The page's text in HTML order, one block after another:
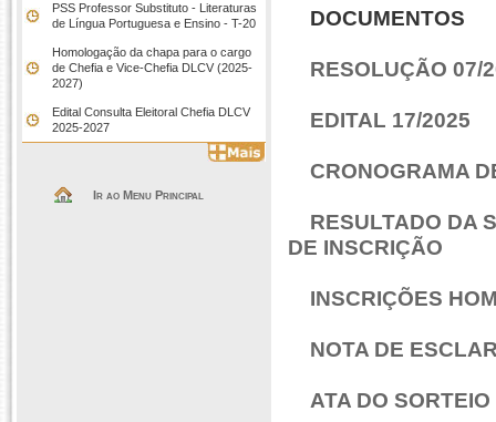
PSS Professor Substituto - Literaturas
de Língua Portuguesa e Ensino - T-20
Homologação da chapa para o cargo
de Chefia e Vice-Chefia DLCV (2025-
2027)
Edital Consulta Eleitoral Chefia DLCV
2025-2027
Ir ao Menu Principal
DOCUMENTOS
RESOLUÇÃO 07/
EDITAL 17/2025
CRONOGRAMA
RESULTADO DA
DE INSCRIÇÃO
INSCRIÇÕES
NOTA DE
ATA DO